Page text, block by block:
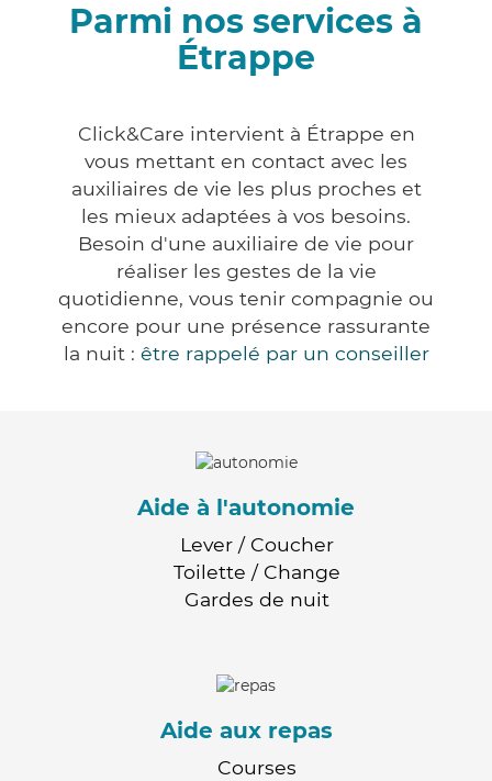
Parmi nos services à
Étrappe
Click&Care intervient à Étrappe en
vous mettant en contact avec les
auxiliaires de vie les plus proches et
les mieux adaptées à vos besoins.
Besoin d'une auxiliaire de vie pour
réaliser les gestes de la vie
quotidienne, vous tenir compagnie ou
encore pour une présence rassurante
la nuit : être rappelé par un conseiller
Aide à l'autonomie
Lever / Coucher
Toilette / Change
Gardes de nuit
Aide aux repas
Courses